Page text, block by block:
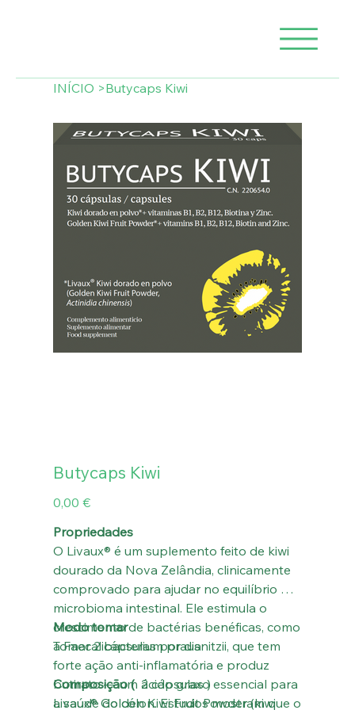
INÍCIO >Butycaps Kiwi
Butycaps Kiwi
Preço
0,00 €
Propriedades
O Livaux® é um suplemento feito de kiwi
dourado da Nova Zelândia, clinicamente
comprovado para ajudar no equilíbrio do
microbioma intestinal. Ele estimula o
crescimento de bactérias benéficas, como
a Faecalibacterium prausnitzii, que tem
forte ação anti-inflamatória e produz
butirato — um ácido graxo essencial para
a saúde do cólon. Estudos mostram que o
Modo tomar
Tomar 2 cápsulas por dia
Composição (2 cápsulas )
Livaux® Golden Kiwi Fruit Powder (kiwi